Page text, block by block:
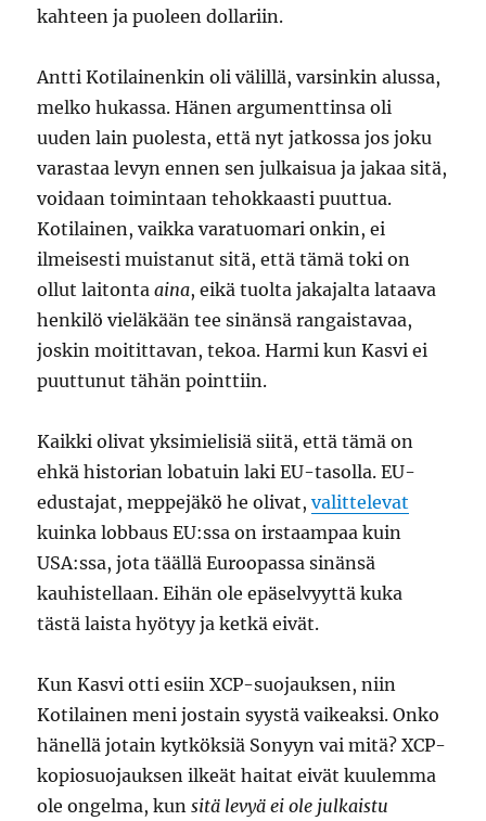
kahteen ja puoleen dollariin.
Antti Kotilainenkin oli välillä, varsinkin alussa,
melko hukassa. Hänen argumenttinsa oli
uuden lain puolesta, että nyt jatkossa jos joku
varastaa levyn ennen sen julkaisua ja jakaa sitä,
voidaan toimintaan tehokkaasti puuttua.
Kotilainen, vaikka varatuomari onkin, ei
ilmeisesti muistanut sitä, että tämä toki on
ollut laitontaaina, eikä tuolta jakajalta lataava
henkilö vieläkään tee sinänsä rangaistavaa,
joskin moitittavan, tekoa. Harmi kun Kasvi ei
puuttunut tähän pointtiin.
Kaikki olivat yksimielisiä siitä, että tämä on
ehkä historian lobatuin laki EU-tasolla. EU-
edustajat, meppejäkö he olivat,valittelevat
kuinka lobbaus EU:ssa on irstaampaa kuin
USA:ssa, jota täällä Euroopassa sinänsä
kauhistellaan. Eihän ole epäselvyyttä kuka
tästä laista hyötyy ja ketkä eivät.
Kun Kasvi otti esiin XCP-suojauksen, niin
Kotilainen meni jostain syystä vaikeaksi. Onko
hänellä jotain kytköksiä Sonyyn vai mitä? XCP-
kopiosuojauksen ilkeät haitat eivät kuulemma
ole ongelma, kunsitä levyä ei ole julkaistu